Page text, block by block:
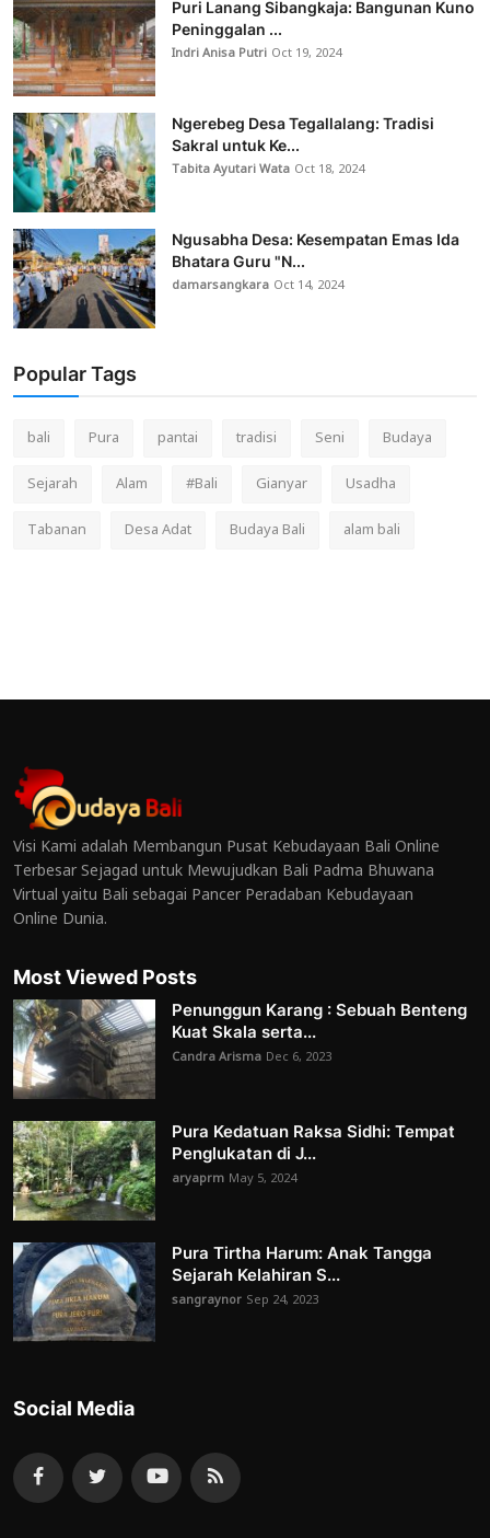
Puri Lanang Sibangkaja: Bangunan Kuno
Peninggalan ...
Indri Anisa Putri Oct 19, 2024
Ngerebeg Desa Tegallalang: Tradisi
Sakral untuk Ke...
Tabita Ayutari Wata Oct 18, 2024
Ngusabha Desa: Kesempatan Emas Ida
Bhatara Guru "N...
damarsangkara Oct 14, 2024
Popular Tags
bali Pura pantai tradisi Seni
Budaya
Sejarah
Alam #Bali Gianyar
Usadha
Tabanan
Desa Adat Budaya Bali alam bali
Visi Kami adalah Membangun Pusat Kebudayaan Bali Online
Terbesar Sejagad untuk Mewujudkan Bali Padma Bhuwana
Virtual yaitu Bali sebagai Pancer Peradaban Kebudayaan
Online Dunia.
Most Viewed Posts
Penunggun Karang : Sebuah Benteng
Kuat Skala serta...
Candra Arisma Dec 6, 2023
Pura Kedatuan Raksa Sidhi: Tempat
Penglukatan di J...
aryaprm May 5, 2024
Pura Tirtha Harum: Anak Tangga
Sejarah Kelahiran S...
sangraynor Sep 24, 2023
Social Media